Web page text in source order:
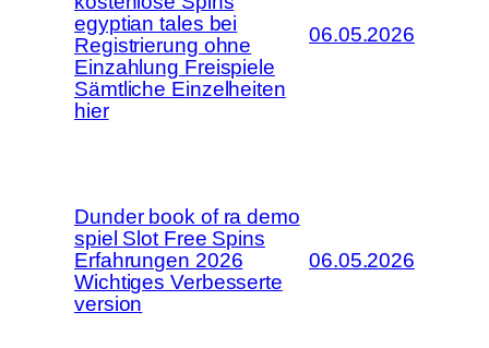
egyptian tales bei
Registrierung ohne
Einzahlung Freispiele
Sämtliche Einzelheiten
hier
06.05.2026
Dunder book of ra demo
spiel Slot Free Spins
Erfahrungen 2026
Wichtiges Verbesserte
version
06.05.2026